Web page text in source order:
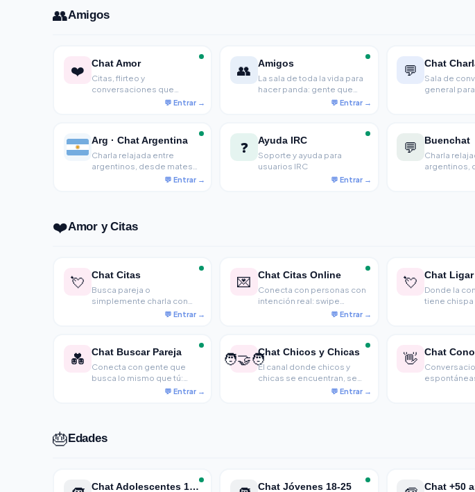
👥Amigos
❤️
Chat Amor
Citas, flirteo y
conversaciones que
empiezan con un 'hola' y a
👥
Amigos
La sala de toda la vida para
hacer panda: gente que
entra a charlar de su día y
💬
Chat
Sala de
general
todo con
Arg · Chat Argentina
Charla relajada entre
argentinos, desde mates
hasta series, fútbol y lo que
❓
Ayuda IRC
Soporte y ayuda para
usuarios IRC
💬
Buenchat
Charla
argentinos,
hasta
❤️Amor y Citas
💘
Chat Citas
Busca pareja o
simplemente charla con
💌
Chat Citas Online
Conecta con personas con
intención real: swipe
culture aparte, aquí se
💘
Chat Ligar
Donde la
tiene chispa
está clara.
💑
Chat Buscar Pareja
Conecta con gente que
busca lo mismo que tú:
amistad, amor o algo más
🧑‍🤝‍🧑Chat Chicos y Chicas
El canal donde chicos y
chicas se encuentran, se
hablan y a veces se
👋
conectar
🎂Edades
Chat Adolescentes 13-17
Chat Jóvenes 18-25
Chat +50